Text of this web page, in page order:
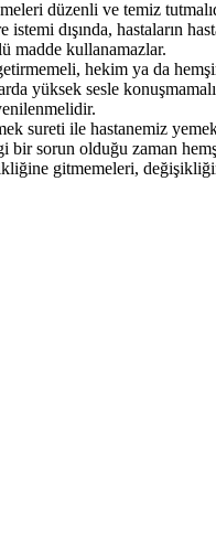
düzenli ve temiz
dışında, hastaların
madde kullanamazlar.
hekim ya da
yüksek sesle
sureti ile hastanemiz
bir sorun olduğu zaman
gitmemeleri,